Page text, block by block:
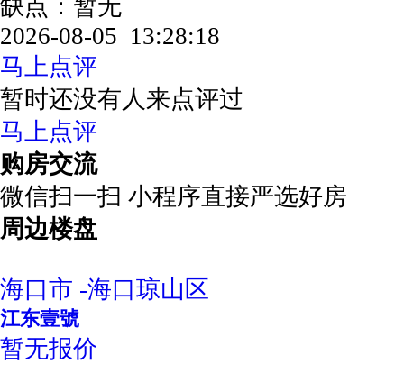
缺点：暂无
2026-08-05 13:28:18
马上点评
暂时还没有人来点评过
马上点评
购房交流
微信扫一扫 小程序直接严选好房
周边楼盘
海口市 -海口琼山区
江东壹號
暂无报价